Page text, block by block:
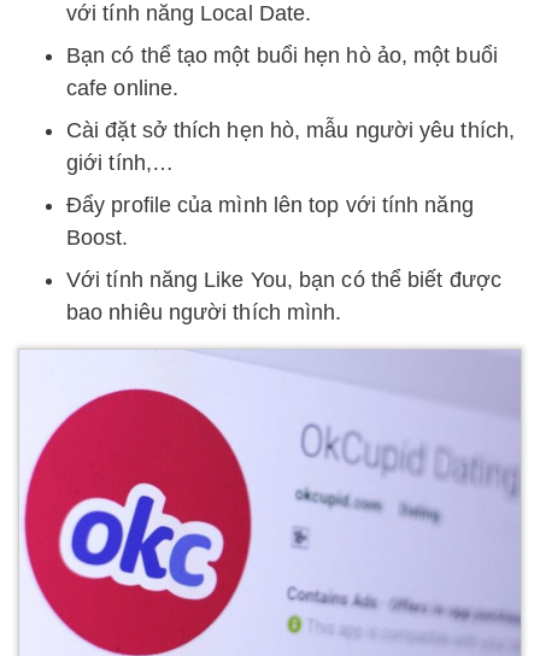
với tính năng Local Date.
Bạn có thể tạo một buổi hẹn hò ảo, một buổi
cafe online.
Cài đặt sở thích hẹn hò, mẫu người yêu thích,
giới tính,…
Đẩy profile của mình lên top với tính năng
Boost.
Với tính năng Like You, bạn có thể biết được
bao nhiêu người thích mình.